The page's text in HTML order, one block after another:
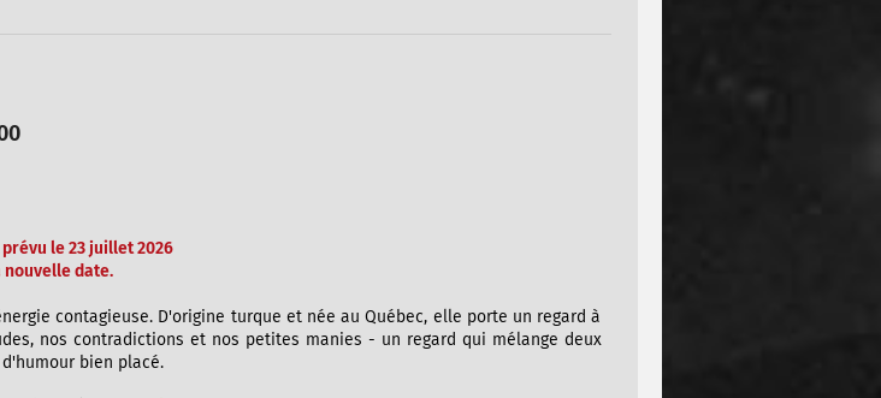
prévu le 23 juillet 2026
date.
contagieuse. D'origine turque et née au Québec, elle porte un regard à
nos contradictions et nos petites manies - un regard qui mélange deux
bien placé.